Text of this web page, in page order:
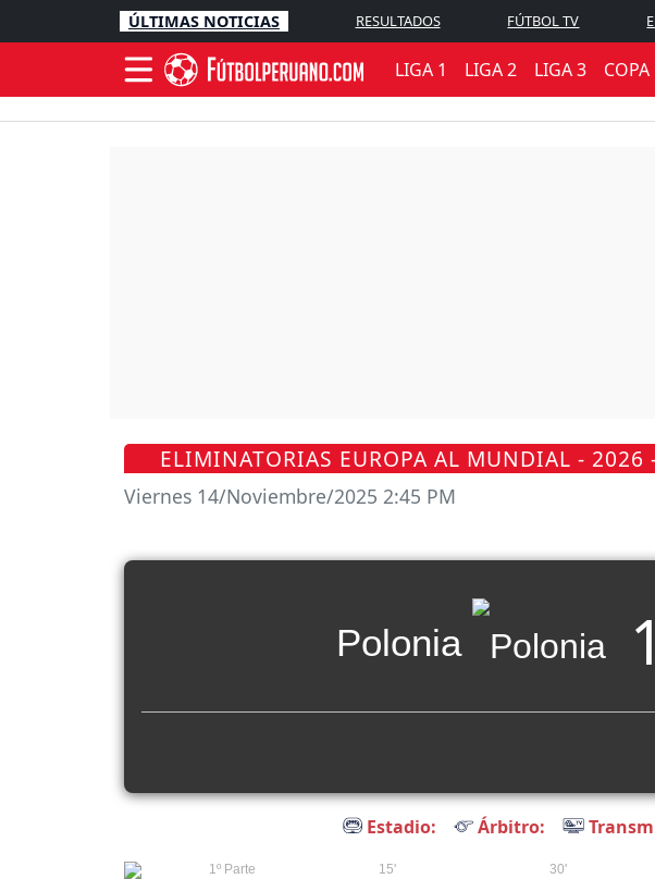
ÚLTIMAS NOTICIAS RESULTADOS FÚTBOL TV
LIGA 1 LIGA 2 LIGA 3
ELIMINATORIAS EUROPA AL MUNDIAL - 2026
Viernes 14/Noviembre/2025 2:45 PM
Polonia 1
Estadio: Árbitro:
1º Parte 15' 30'